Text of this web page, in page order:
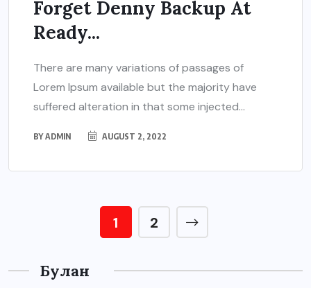
Forget Denny Backup At
Ready...
There are many variations of passages of
Lorem Ipsum available but the majority have
suffered alteration in that some injected...
BYADMIN AUGUST 2, 2022
1 2
Булан